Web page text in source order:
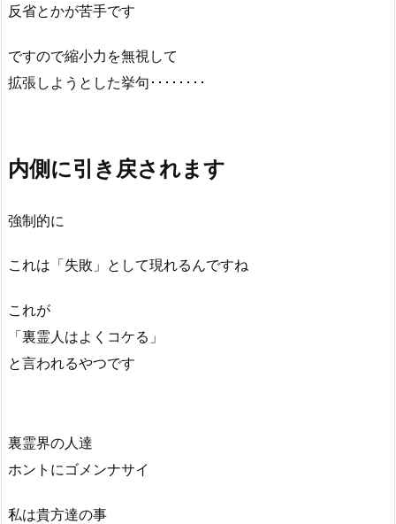
反省とかが苦手です
ですので縮小力を無視して
拡張しようとした挙句････････
内側に引き戻されます
強制的に
これは「失敗」として現れるんですね
これが
「裏霊人はよくコケる」
と言われるやつです
裏霊界の人達
ホントにゴメンナサイ
私は貴方達の事